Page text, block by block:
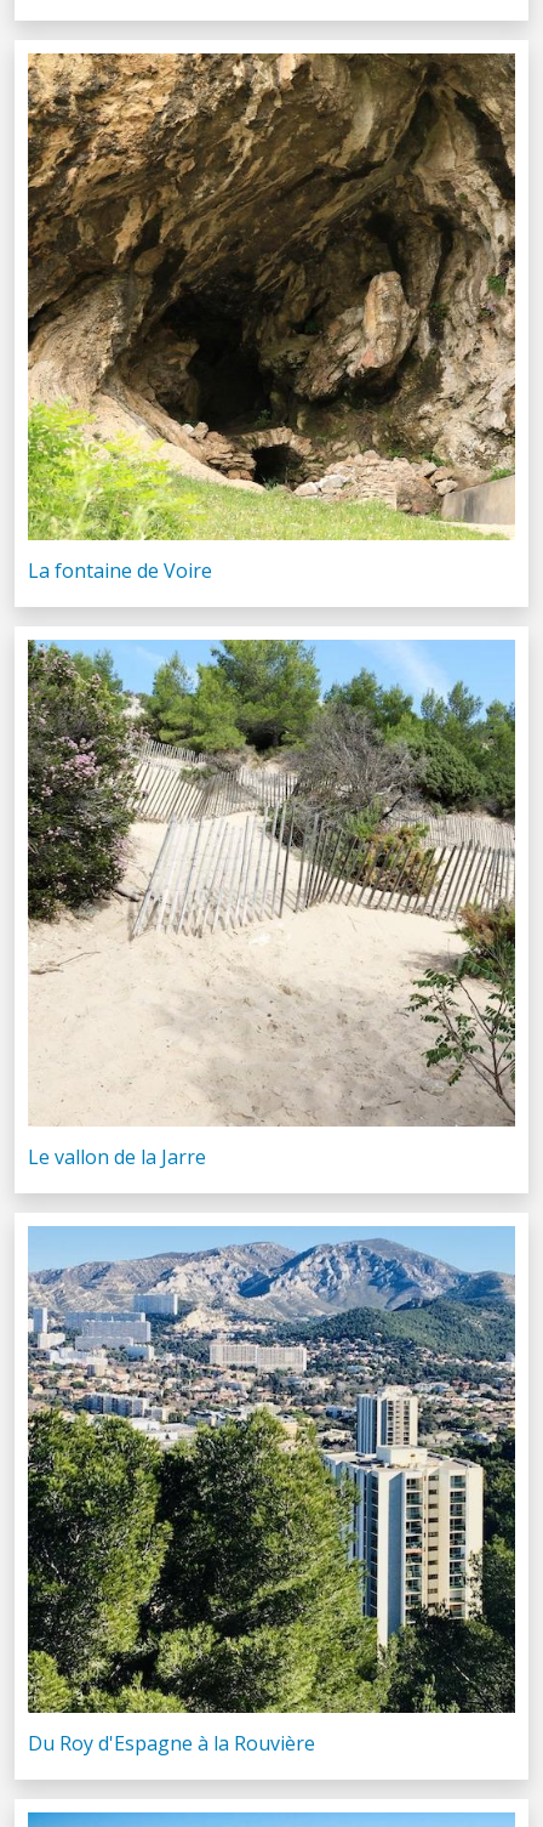
La fontaine de Voire
Le vallon de la Jarre
Du Roy d'Espagne à la Rouvière